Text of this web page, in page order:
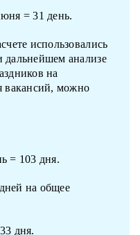
= 31 день.
использовались
анализе
на
вакансий, можно
= 103 дня.
на общее
дня.